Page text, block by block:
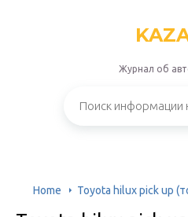
Журнал об
Home Toyota hilux pick up